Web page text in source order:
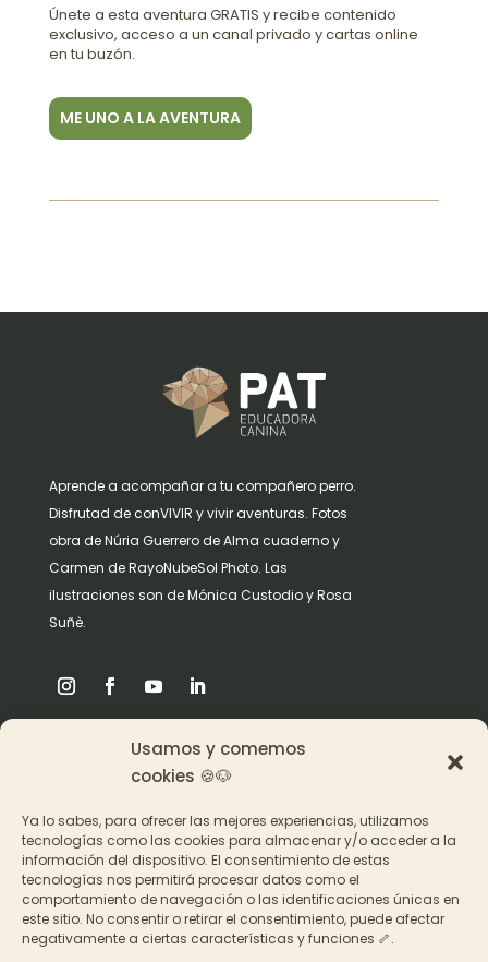
Usamos y comemos
cookies 🍪🐶
Ya lo sabes, para ofrecer las mejores experiencias, utilizamos
tecnologías como las cookies para almacenar y/o acceder a la
información del dispositivo. El consentimiento de estas
tecnologías nos permitirá procesar datos como el
comportamiento de navegación o las identificaciones únicas en
este sitio. No consentir o retirar el consentimiento, puede afectar
negativamente a ciertas características y funciones 🦴.
Únete a esta aventura GRATIS y recibe contenido
exclusivo, acceso a un canal privado y cartas online
en tu buzón.
ME UNO A LA AVENTURA
Aprende a acompañar a tu compañero perro.
Disfrutad de conVIVIR y vivir aventuras. Fotos
obra de Núria Guerrero de Alma cuaderno y
Carmen de RayoNubeSol Photo. Las
ilustraciones son de Mónica Custodio y Rosa
Suñè.
Acceder a los cursos
Contacto